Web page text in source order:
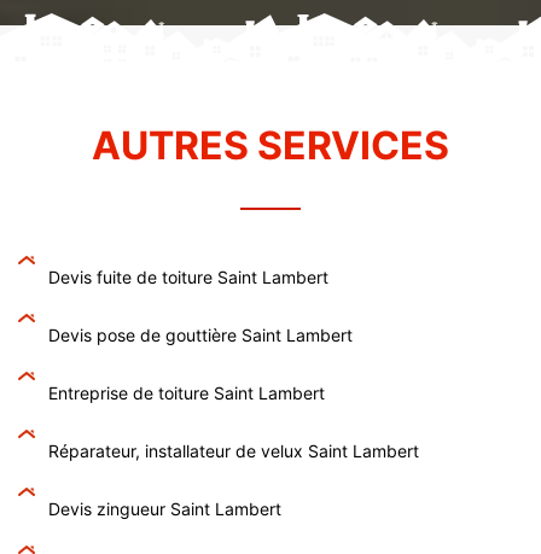
AUTRES SERVICES
Devis fuite de toiture Saint Lambert
Devis pose de gouttière Saint Lambert
Entreprise de toiture Saint Lambert
Réparateur, installateur de velux Saint Lambert
Devis zingueur Saint Lambert